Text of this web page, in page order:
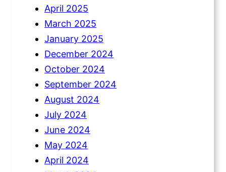
April 2025
March 2025
January 2025
December 2024
October 2024
September 2024
August 2024
July 2024
June 2024
May 2024
April 2024